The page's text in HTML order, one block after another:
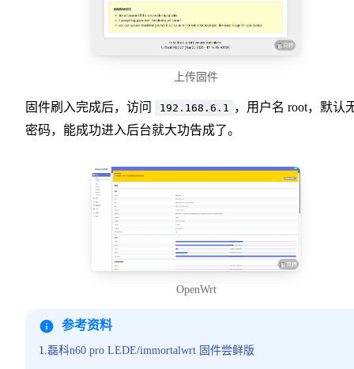
上传固件
固件刷入完成后，访问 192.168.6.1 ，用户名 root，默认
密码，能成功进入后台就大功告成了。
OpenWrt
参考资料
1.磊科n60 pro LEDE/immortalwrt 固件尝鲜版